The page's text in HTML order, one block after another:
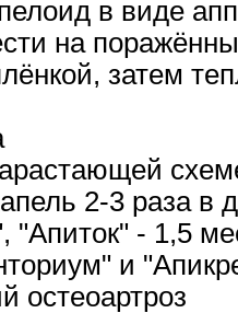
в виде
на
затем
2-3 раза в
"Апиток" - 1,5
и